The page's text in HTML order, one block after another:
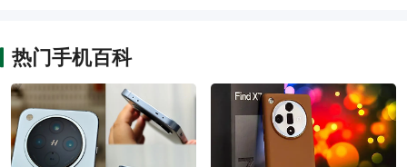
热门手机百科